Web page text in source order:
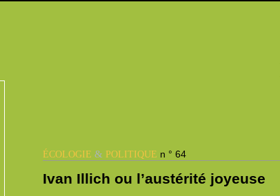
ÉCOLOGIE& POLITIQUE n ° 64
Ivan Illich ou l’austérité joyeuse